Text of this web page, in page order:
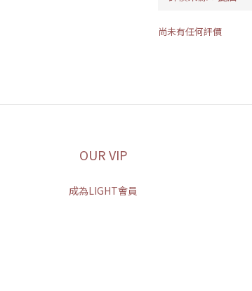
尚未有任何評價
OUR VIP
成為LIGHT會員